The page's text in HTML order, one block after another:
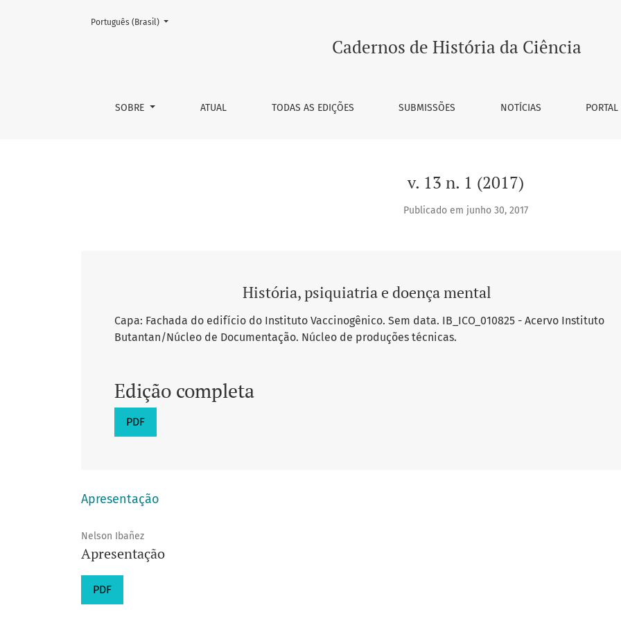
v. 13 n. 1 (2017): História, psiquiatria e doença mental
Cadernos de História da Ciência
SOBRE ATUAL TODAS AS EDIÇÕES SUBMISSÕES NOTÍCIAS
Mudar o idioma. O atual é:
Português (Brasil)
v. 13 n. 1 (2017)
Publicado em junho 30, 2017
História, psiquiatria e doença mental
Capa: Fachada do edifício do Instituto Vaccinogênico. Sem data. IB_ICO_010825 - Acervo Instituto
Butantan/Núcleo de Documentação. Núcleo de produções técnicas.
Edição completa
PDF
Apresentação
Nelson Ibañez
Apresentação
PDF